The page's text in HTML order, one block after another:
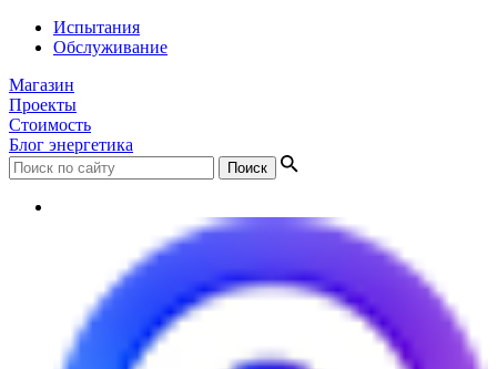
Испытания
Обслуживание
Магазин
Проекты
Стоимость
Блог энергетика